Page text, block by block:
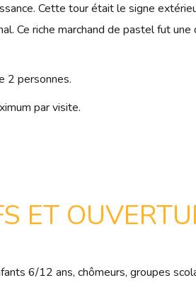
Cette tour était le signe
Ce riche marchand de pastel fut
2 personnes.
par visite.
ET
6/12 ans, chômeurs, groupes